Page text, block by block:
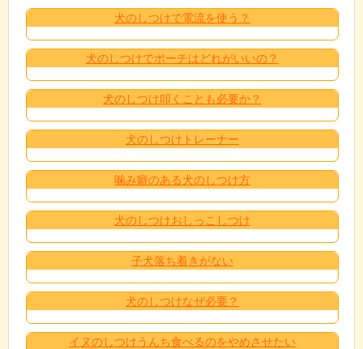
犬のしつけで電流を使う？
犬のしつけでポーチはどれがいいの？
犬のしつけ叩くことも必要か？
犬のしつけトレーナー
噛み癖のある犬のしつけ方
犬のしつけおしっこしつけ
子犬落ち着きがない
犬のしつけなぜ必要？
イヌのしつけうんち食べるのをやめさせたい